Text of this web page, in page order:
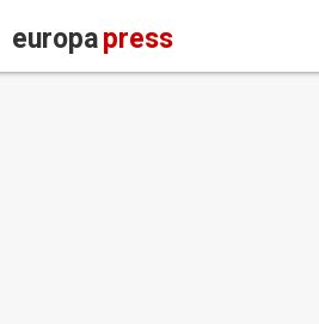
europapress